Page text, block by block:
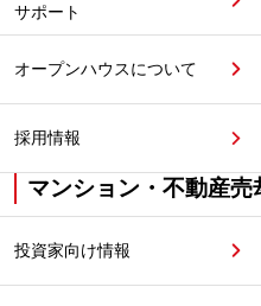
サポート
オープンハウスについて
採用情報
マンション・不動産
投資家向け情報